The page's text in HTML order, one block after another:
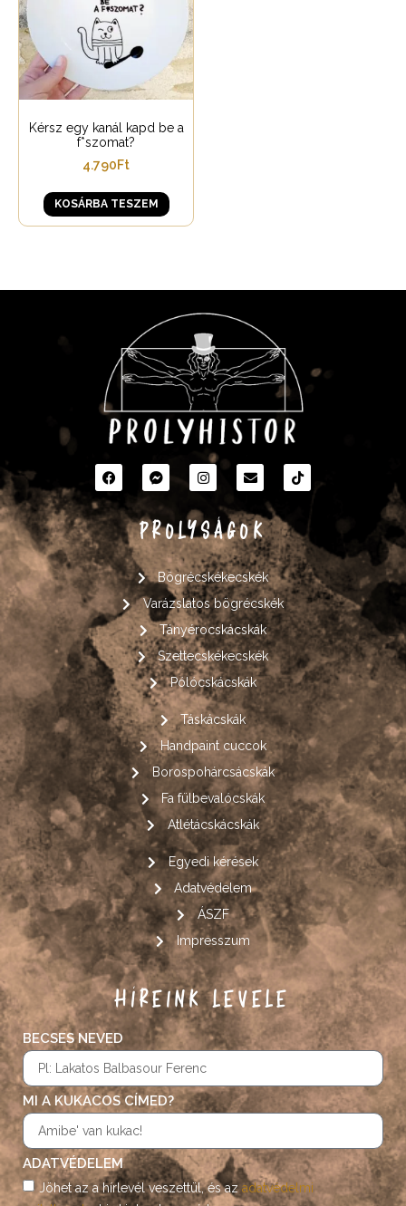
Kérsz egy kanál kapd be a
f*szomat?
4.790Ft
KOSÁRBA TESZEM
PROLYSÁGOK
Bögrécskékecskék
Varázslatos bögrécskék
Tányérocskácskák
Szettecskékecskék
Pólócskácskák
Táskácskák
Handpaint cuccok
Borospohárcsácskák
Fa fülbevalócskák
Atlétácskácskák
Egyedi kérések
Adatvédelem
ÁSZF
Impresszum
HÍREINK LEVELE
BECSES NEVED
MI A KUKACOS CÍMED?
ADATVÉDELEM
Jöhet az a hírlevél veszettül, és azadatvédelmi